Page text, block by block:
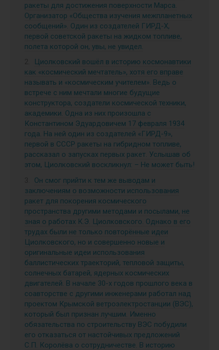
ракеты для достижения поверхности Марса.
Организатор «Общества изучения межпланетных
сообщений». Один из создателей ГИРД-Х,
первой советской ракеты на жидком топливе,
полета которой он, увы, не увидел.
Циолковский вошёл в историю космонавтики
как «космический мечтатель», хотя его вправе
называть и «космическим учителем». Ведь о
встрече с ним мечтали многие будущие
конструктора, создатели космической техники,
академики. Одна из них произошла с
Константином Эдуардовичем 17 февраля 1934
года. На ней один из создателей «ГИРД-9»,
первой в СССР ракеты на гибридном топливе,
рассказал о запусках первых ракет. Услышав об
этом, Циолковский воскликнул: – Не может быть!
Он смог прийти к тем же выводам и
заключениям о возможности использования
ракет для покорения космического
пространства другими методами и посылами, не
зная о работах К.Э. Циолковского. Однако в его
трудах были не только повторённые идеи
Циолковского, но и совершенно новые и
оригинальные идеи использования
баллистических траекторий, тепловой защиты,
солнечных батарей, ядерных космических
двигателей. В начале 30-х годов прошлого века в
соавторстве с другими инженерами работал над
проектом Крымской ветроэлектростанции (ВЭС),
который был признан лучшим. Именно
обязательства по строительству ВЭС побудили
его отказаться от настойчивых предложений
С.П. Королёва о сотрудничестве. В историю